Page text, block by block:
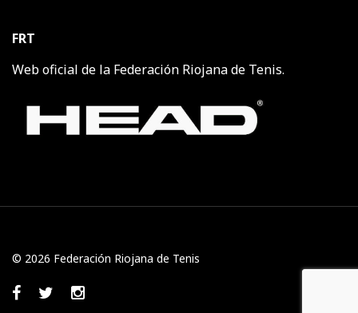
FRT
Web oficial de la Federación Riojana de Tenis.
© 2026 Federación Riojana de Tenis
FacebookTwitterInstagram